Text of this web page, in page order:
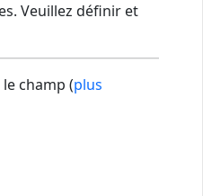
Veuillez définir et
champ (plus